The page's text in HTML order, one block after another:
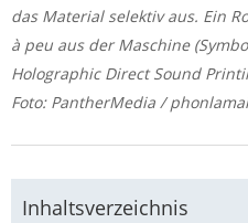
das Material selektiv aus. Ein
à peu aus der Maschine
Holographic Direct Sound
Foto: PantherMedia / phonlamai
Inhaltsverzeichnis